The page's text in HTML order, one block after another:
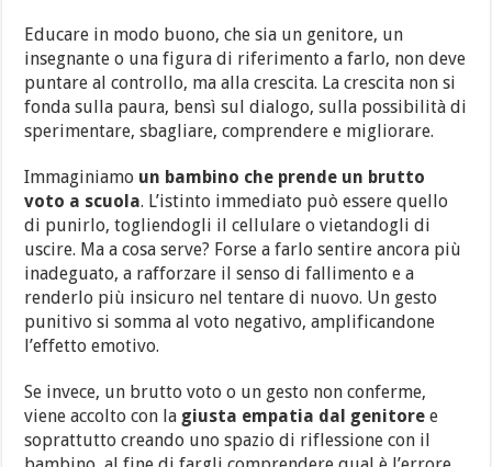
Educare in modo buono, che sia un genitore, un
insegnante o una figura di riferimento a farlo, non deve
puntare al controllo, ma alla crescita. La crescita non si
fonda sulla paura, bensì sul dialogo, sulla possibilità di
sperimentare, sbagliare, comprendere e migliorare.
Immaginiamo un bambino che prende un brutto
voto a scuola. L’istinto immediato può essere quello
di punirlo, togliendogli il cellulare o vietandogli di
uscire. Ma a cosa serve? Forse a farlo sentire ancora più
inadeguato, a rafforzare il senso di fallimento e a
renderlo più insicuro nel tentare di nuovo. Un gesto
punitivo si somma al voto negativo, amplificandone
l’effetto emotivo.
Se invece, un brutto voto o un gesto non conferme,
viene accolto con la giusta empatia dal genitore e
soprattutto creando uno spazio di riflessione con il